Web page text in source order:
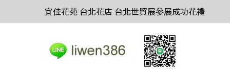
宜佳花苑 台北花店 台北世貿展參展成功花禮